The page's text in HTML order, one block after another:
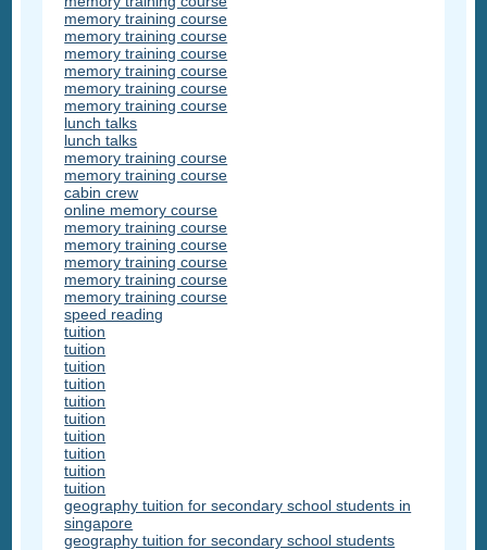
memory training course
memory training course
memory training course
memory training course
memory training course
memory training course
lunch talks
lunch talks
memory training course
memory training course
cabin crew
online memory course
memory training course
memory training course
memory training course
memory training course
memory training course
speed reading
tuition
tuition
tuition
tuition
tuition
tuition
tuition
tuition
tuition
tuition
geography tuition for secondary school students in
singapore
geography tuition for secondary school students